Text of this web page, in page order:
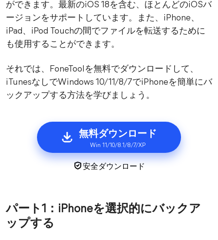
ができます。最新のiOS 18を含む、ほとんどのiOSバ
ージョンをサポートしています。また、iPhone、
iPad、iPod Touchの間でファイルを転送するために
も使用することができます。
それでは、FoneToolを無料でダウンロードして、
iTunesなしでWindows 10/11/8/7でiPhoneを簡単にバ
ックアップする方法を学びましょう。
無料ダウンロード
Win 11/10/8.1/8/7/XP
安全ダウンロード
パート1：iPhoneを選択的にバックア
ップする